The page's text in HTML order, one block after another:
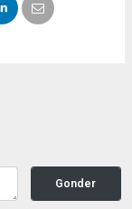
Gonder